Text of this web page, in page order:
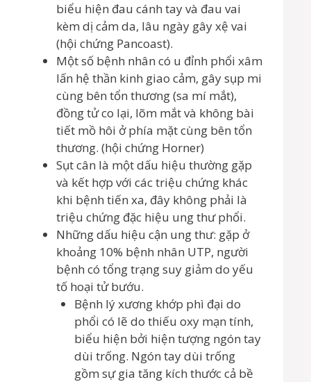
biểu hiện đau cánh tay và đau vai
kèm dị cảm da, lâu ngày gây xệ vai
(hội chứng Pancoast).
Một số bệnh nhân có u đỉnh phổi xâm
lấn hệ thần kinh giao cảm, gây sụp mi
cùng bên tổn thương (sa mí mắt),
đồng tử co lại, lõm mắt và không bài
tiết mồ hôi ở phía mặt cùng bên tổn
thương. (hội chứng Horner)
Sụt cân là một dấu hiệu thường gặp
và kết hợp với các triệu chứng khác
khi bệnh tiến xa, đây không phải là
triệu chứng đặc hiệu ung thư phổi.
Những dấu hiệu cận ung thư: gặp ở
khoảng 10% bệnh nhân UTP, người
bệnh có tổng trạng suy giảm do yếu
tố hoại tử bướu.
Bệnh lý xương khớp phì đại do
phổi có lẽ do thiếu oxy mạn tính,
biểu hiện bởi hiện tượng ngón tay
dùi trống. Ngón tay dùi trống
gồm sự gia tăng kích thước cả bề